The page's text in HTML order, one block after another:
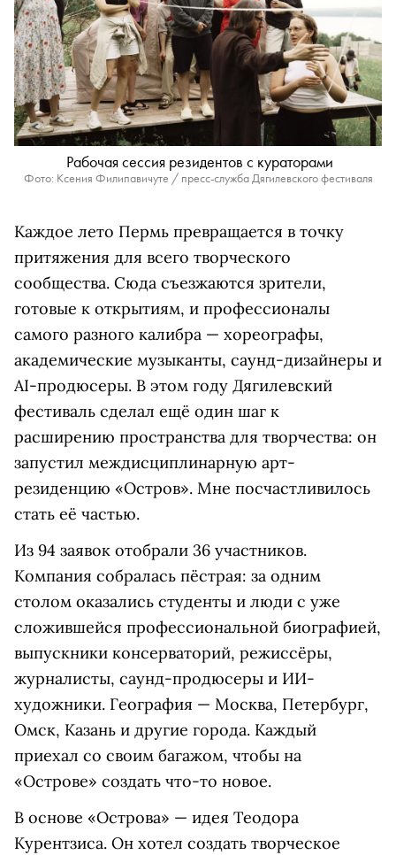
Рабочая сессия резидентов с кураторами
Фото: Ксения Филипавичуте / пресс-служба Дягилевского фестиваля
Каждое лето Пермь превращается в точку
притяжения для всего творческого
сообщества. Сюда съезжаются зрители,
готовые к открытиям, и профессионалы
самого разного калибра — хореографы,
академические музыканты, саунд-дизайнеры и
AI-продюсеры. В этом году Дягилевский
фестиваль сделал ещё один шаг к
расширению пространства для творчества: он
запустил междисциплинарную арт-
резиденцию «Остров». Мне посчастливилось
стать её частью.
Из 94 заявок отобрали 36 участников.
Компания собралась пёстрая: за одним
столом оказались студенты и люди с уже
сложившейся профессиональной биографией,
выпускники консерваторий, режиссёры,
журналисты, саунд-продюсеры и ИИ-
художники. География — Москва, Петербург,
Омск, Казань и другие города. Каждый
приехал со своим багажом, чтобы на
«Острове» создать что-то новое.
В основе «Острова» — идея Теодора
Курентзиса. Он хотел создать творческое